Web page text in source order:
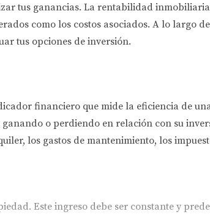
tus ganancias. La rentabilidad
como los costos asociados. A lo largo
tus opciones de inversión.
financiero que mide la eficiencia de
o perdiendo en relación con su
los gastos de mantenimiento, los
Este ingreso debe ser constante y